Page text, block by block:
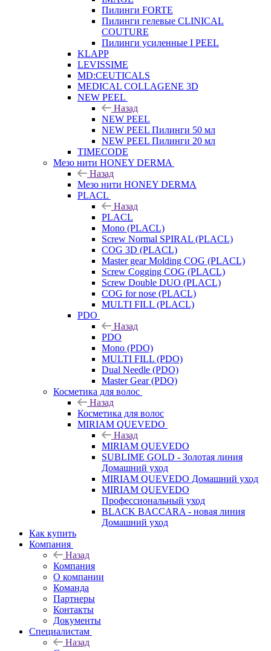
Пилинги FORTE
Пилинги гелевые CLINICAL
COUTURE
Пилинги усиленные I PEEL
KLAPP
LEVISSIME
MD:CEUTICALS
MEDICAL COLLAGENE 3D
NEW PEEL
Назад
NEW PEEL
NEW PEEL Пилинги 50 мл
NEW PEEL Пилинги 20 мл
TIMECODE
Мезо нити HONEY DERMA
Назад
Мезо нити HONEY DERMA
PLACL
Назад
PLACL
Mono (PLACL)
Screw Normal SPIRAL (PLACL)
COG 3D (PLACL)
Master gear Molding COG (PLACL)
Screw Cogging COG (PLACL)
Screw Double DUO (PLACL)
COG for nose (PLACL)
MULTI FILL (PLACL)
PDO
Назад
PDO
Mono (PDO)
MULTI FILL (PDO)
Dual Needle (PDO)
Master Gear (PDO)
Косметика для волос
Назад
Косметика для волос
MIRIAM QUEVEDO
Назад
MIRIAM QUEVEDO
SUBLIME GOLD - Золотая линия
Домашний уход
MIRIAM QUEVEDO Домашний уход
MIRIAM QUEVEDO
Профессиональный уход
BLACK BACCARA - новая линия
Домашний уход
Как купить
Компания
Назад
Компания
О компании
Команда
Партнеры
Контакты
Документы
Специалистам
Назад